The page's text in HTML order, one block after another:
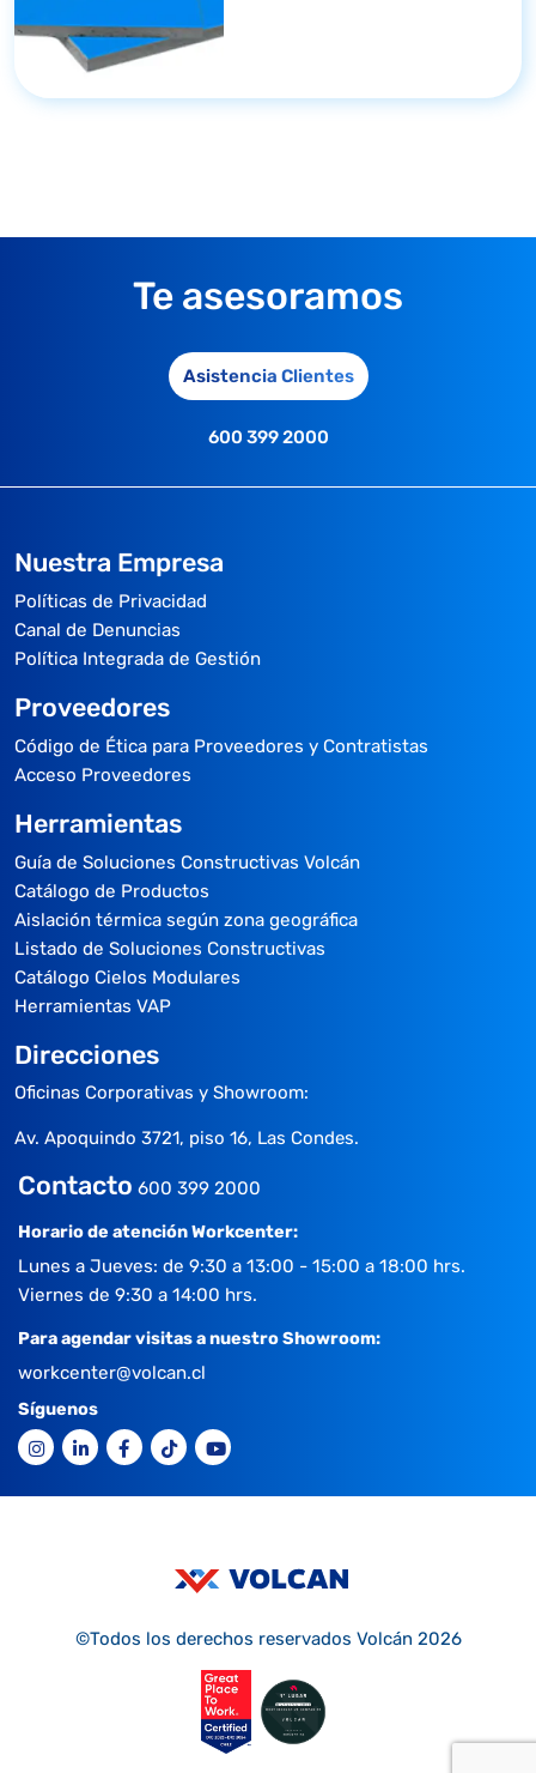
Te asesoramos
Asistencia Clientes
600 399 2000
Nuestra Empresa
Políticas de Privacidad
Canal de Denuncias
Política Integrada de Gestión
Proveedores
Código de Ética para Proveedores y Contratistas
Acceso Proveedores
Herramientas
Guía de Soluciones Constructivas Volcán
Catálogo de Productos
Aislación térmica según zona geográfica
Listado de Soluciones Constructivas
Catálogo Cielos Modulares
Herramientas VAP
Direcciones
Oficinas Corporativas y Showroom:
Av. Apoquindo 3721, piso 16, Las Condes.
Contacto 600 399 2000
Horario de atención Workcenter:
Lunes a Jueves: de 9:30 a 13:00 - 15:00 a 18:00 hrs.
Viernes de 9:30 a 14:00 hrs.
Para agendar visitas a nuestro Showroom:
workcenter@volcan.cl
Síguenos
©Todos los derechos reservados Volcán 2026